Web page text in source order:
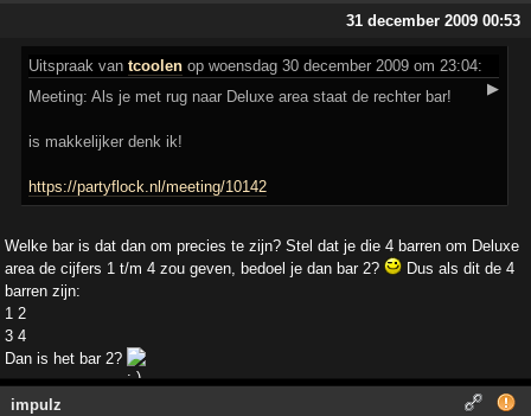
31 december 2009 00:53
Uitspraak vantcoolen op woensdag 30 december 2009 om 23:04:
▶
Meeting: Als je met rug naar Deluxe area staat de rechter bar!
is makkelijker denk ik!
https://partyflock.nl/meeting/10142
Welke bar is dat dan om precies te zijn? Stel dat je die 4 barren om Deluxe
area de cijfers 1 t/m 4 zou geven, bedoel je dan bar 2?
Dus als dit de 4
barren zijn:
1 2
3 4
Dan is het bar 2?
impulz